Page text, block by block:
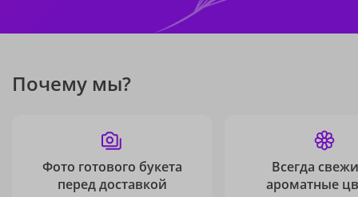
Почему мы?
Фото готового букета
перед доставкой
Всегда
ароматные